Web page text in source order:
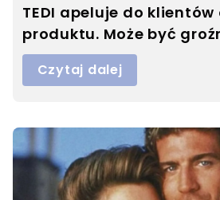
TEDI apeluje do klientów
produktu. Może być
Czytaj dalej